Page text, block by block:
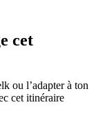
cet
ou l’adapter à ton
cet itinéraire